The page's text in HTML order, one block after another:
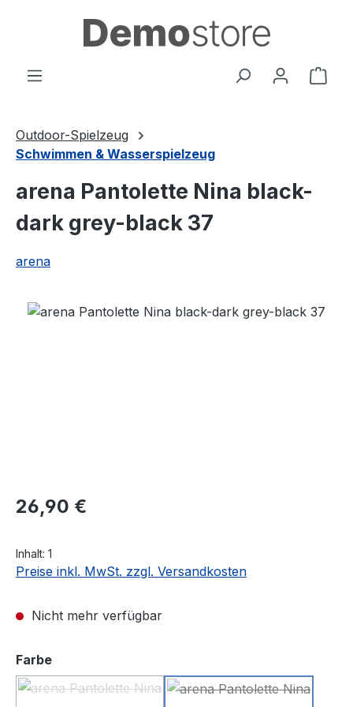
Zum Hauptinhalt springen
Outdoor-Spielzeug
Schwimmen & Wasserspielzeug
arena Pantolette Nina black-
dark grey-black 37
arena
Bildergalerie überspringen
Regulärer Preis:
26,90 €
Inhalt: 1
Preise inkl. MwSt. zzgl. Versandkosten
Nicht mehr verfügbar
Farbeauswählen